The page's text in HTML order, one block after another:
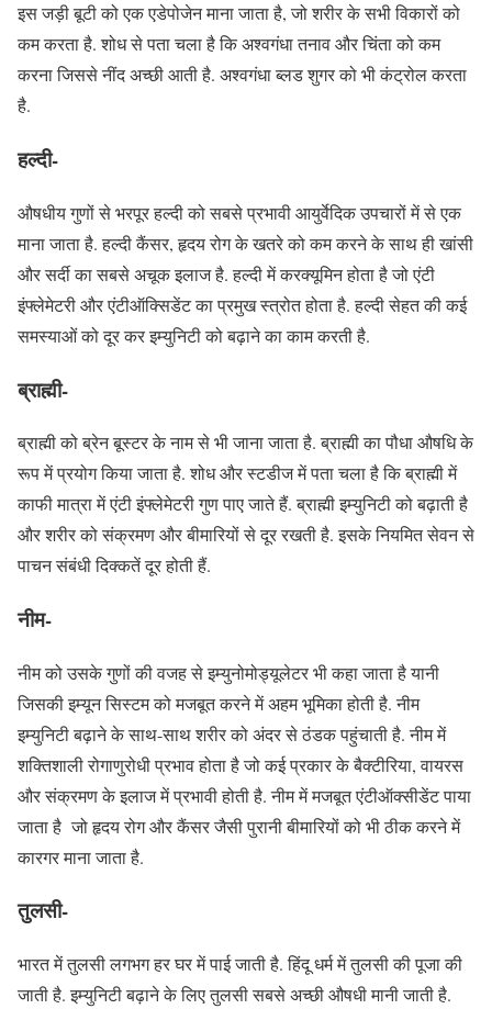
इस जड़ी बूटी को एक एडेपोजेन माना जाता है, जो शरीर के सभी विकारों को
कम करता है. शोध से पता चला है कि अश्वगंधा तनाव और चिंता को कम
करना जिससे नींद अच्छी आती है. अश्वगंधा ब्लड शुगर को भी कंट्रोल करता
है.
हल्दी-
औषधीय गुणों से भरपूर हल्दी को सबसे प्रभावी आयुर्वेदिक उपचारों में से एक
माना जाता है. हल्दी कैंसर, हृदय रोग के खतरे को कम करने के साथ ही खांसी
और सर्दी का सबसे अचूक इलाज है. हल्दी में करक्यूमिन होता है जो एंटी
इंफ्लेमेटरी और एंटीऑक्सिडेंट का प्रमुख स्त्रोत होता है. हल्दी सेहत की कई
समस्याओं को दूर कर इम्युनिटी को बढ़ाने का काम करती है.
ब्राह्मी-
ब्राह्मी को ब्रेन बूस्टर के नाम से भी जाना जाता है. ब्राह्मी का पौधा औषधि के
रूप में प्रयोग किया जाता है. शोध और स्टडीज में पता चला है कि ब्राह्मी में
काफी मात्रा में एंटी इंफ्लेमेटरी गुण पाए जाते हैं. ब्राह्मी इम्युनिटी को बढ़ाती है
और शरीर को संक्रमण और बीमारियों से दूर रखती है. इसके नियमित सेवन से
पाचन संबंधी दिक्कतें दूर होती हैं.
नीम-
नीम को उसके गुणों की वजह से इम्युनोमोड्यूलेटर भी कहा जाता है यानी
जिसकी इम्यून सिस्टम को मजबूत करने में अहम भूमिका होती है. नीम
इम्युनिटी बढ़ाने के साथ-साथ शरीर को अंदर से ठंडक पहुंचाती है. नीम में
शक्तिशाली रोगाणुरोधी प्रभाव होता है जो कई प्रकार के बैक्टीरिया, वायरस
और संक्रमण के इलाज में प्रभावी होती है. नीम में मजबूत एंटीऑक्सीडेंट पाया
जाता है जो हृदय रोग और कैंसर जैसी पुरानी बीमारियों को भी ठीक करने में
कारगर माना जाता है.
तुलसी-
भारत में तुलसी लगभग हर घर में पाई जाती है. हिंदू धर्म में तुलसी की पूजा की
जाती है. इम्युनिटी बढ़ाने के लिए तुलसी सबसे अच्छी औषधी मानी जाती है.